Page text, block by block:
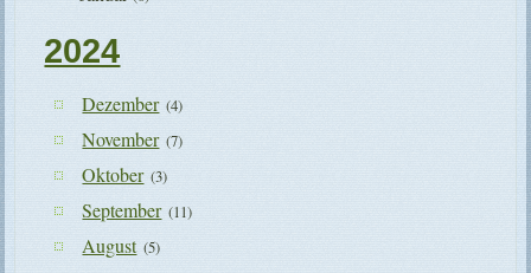
2024
Dezember (4)
November (7)
Oktober (3)
September (11)
August (5)